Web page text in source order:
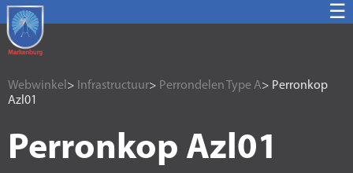
☰
Webwinkel > Infrastructuur> Perrondelen Type A> Perronkop
Azl01
Perronkop Azl01